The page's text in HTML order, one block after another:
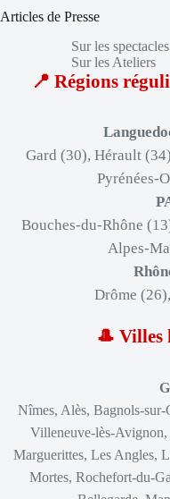
Articles de Presse
Sur les spectacles
Sur les Ateliers
📍 Régions
Gard (30), Hérault
Pyrénées-
Bouches-du-Rhône
Alpes-
Drôme
🎩 Villes
Nîmes, Alès, Bagnols-sur-
Villeneuve-lès-
Marguerittes, Les Angles,
Mortes, Rochefort-du-